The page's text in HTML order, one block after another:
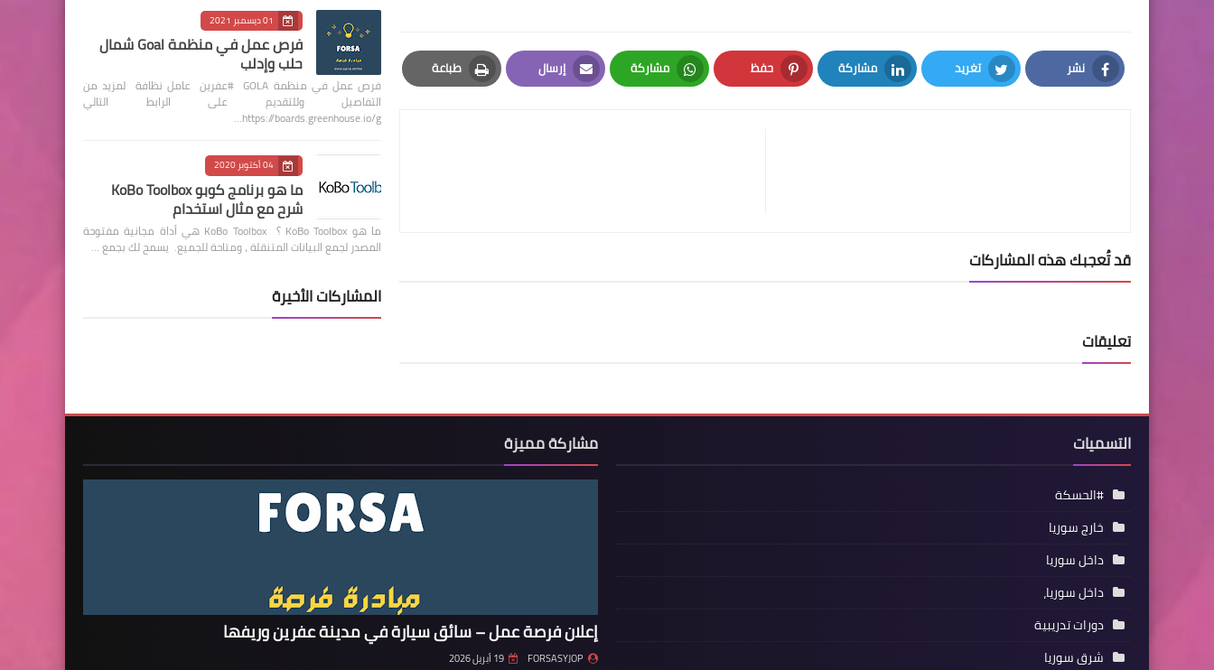
نشر
Facebook
تغريد
Twitter
مشاركة
LinkedIn
حفظ
Pinterest
مشاركة
Whatsapp
إرسال
Email
طباعة
Print
قد تُعجبك هذه المشاركات
تعليقات
01 ديسمبر 2021
فرص عمل في منظمة Goal شمال
حلب وإدلب
فرص عمل في منظمة GOLA #عفرين عامل نظافة لمزيد من
التفاصيل وللتقديم على الرابط التالي
https://boards.greenhouse.io/g…
04 أكتوبر 2020
ما هو برنامج كوبو KoBo Toolbox
شرح مع مثال استخدام
ما هو KoBo Toolbox ؟ KoBo Toolbox هي أداة مجانية مفتوحة
المصدر لجمع البيانات المتنقلة ، ومتاحة للجميع. يسمح لك بجمع …
المشاركات الأخيرة
التسميات
#الحسكة
خارج سوريا
داخل سوريا
داخل سوريا،
دورات تدريبية
شرق سوريا
مشاركة مميزة
إعلان فرصة عمل – سائق سيارة في مدينة عفرين وريفها
FORSASYJOP 19 أبريل 2026